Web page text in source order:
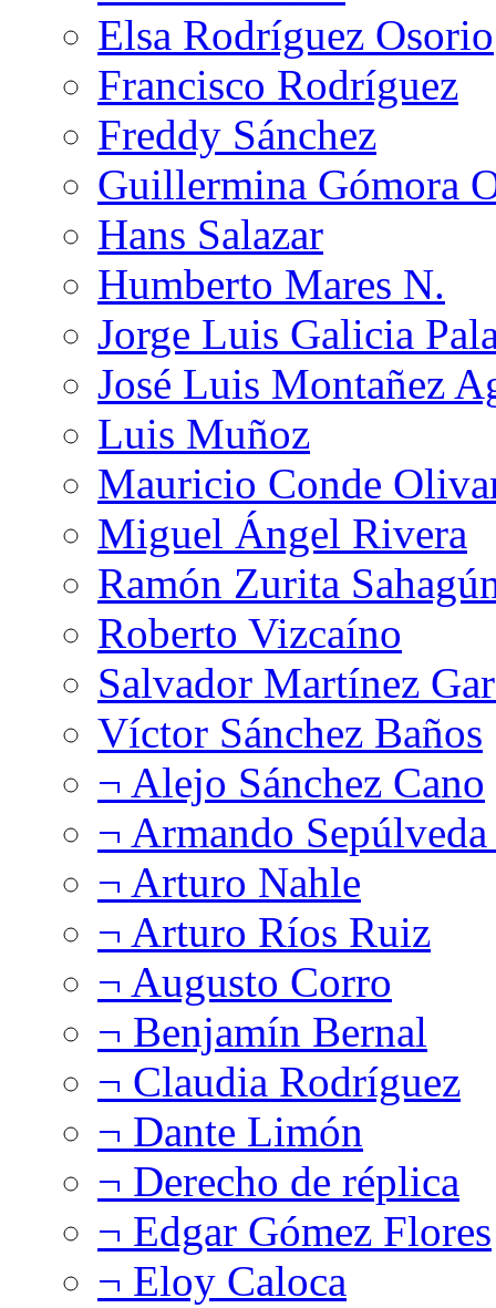
Elsa Rodríguez Osorio
Francisco Rodríguez
Freddy Sánchez
Guillermina Gómora
Hans Salazar
Humberto Mares N.
Jorge Luis Galicia
José Luis Montañez
Luis Muñoz
Mauricio Conde
Miguel Ángel Rivera
Ramón Zurita
Roberto Vizcaíno
Salvador Martínez
Víctor Sánchez Baños
¬ Alejo Sánchez Cano
¬ Armando
¬ Arturo Nahle
¬ Arturo Ríos Ruiz
¬ Augusto Corro
¬ Benjamín Bernal
¬ Claudia Rodríguez
¬ Dante Limón
¬ Derecho de réplica
¬ Edgar Gómez Flores
¬ Eloy Caloca